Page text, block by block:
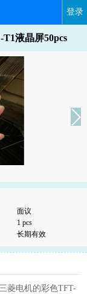
登录
液晶屏50pcs
面议
1 pcs
长期有效
菱电机的彩色TFT-